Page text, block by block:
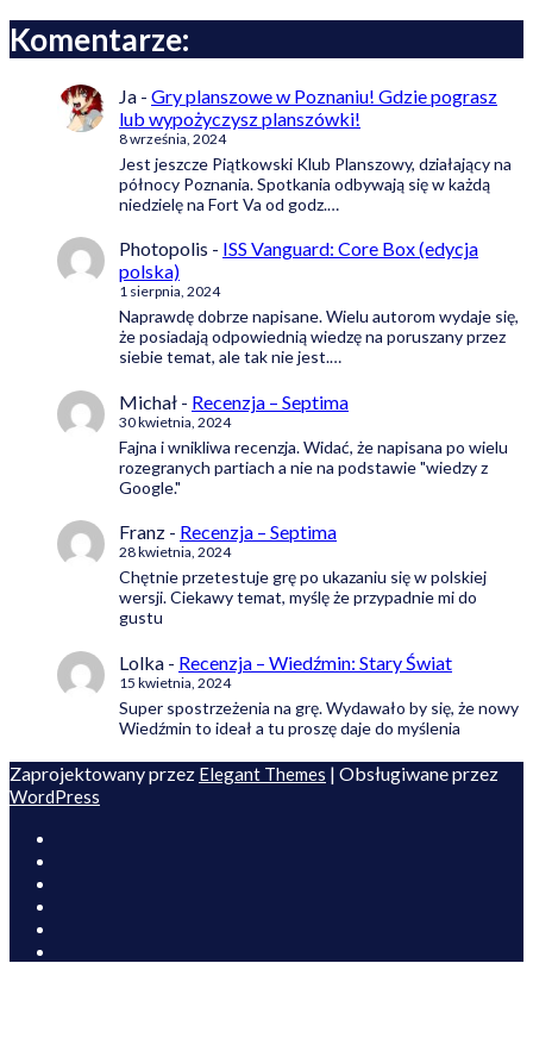
Komentarze:
Ja - Gry planszowe w Poznaniu! Gdzie pograsz
lub wypożyczysz planszówki!
8 września, 2024
Jest jeszcze Piątkowski Klub Planszowy, działający na
północy Poznania. Spotkania odbywają się w każdą
niedzielę na Fort Va od godz.…
Photopolis - ISS Vanguard: Core Box (edycja
polska)
1 sierpnia, 2024
Naprawdę dobrze napisane. Wielu autorom wydaje się,
że posiadają odpowiednią wiedzę na poruszany przez
siebie temat, ale tak nie jest.…
Michał - Recenzja – Septima
30 kwietnia, 2024
Fajna i wnikliwa recenzja. Widać, że napisana po wielu
rozegranych partiach a nie na podstawie "wiedzy z
Google."
Franz - Recenzja – Septima
28 kwietnia, 2024
Chętnie przetestuje grę po ukazaniu się w polskiej
wersji. Ciekawy temat, myślę że przypadnie mi do
gustu
Lolka - Recenzja – Wiedźmin: Stary Świat
15 kwietnia, 2024
Super spostrzeżenia na grę. Wydawało by się, że nowy
Wiedźmin to ideał a tu proszę daje do myślenia
Zaprojektowany przez Elegant Themes | Obsługiwane przez
WordPress